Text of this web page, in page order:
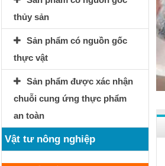
thủy sản
Sản phẩm có nguồn gốc
thực vật
Sản phẩm được xác nhận
chuỗi cung ứng thực phẩm
an toàn
Vật tư nông nghiệp